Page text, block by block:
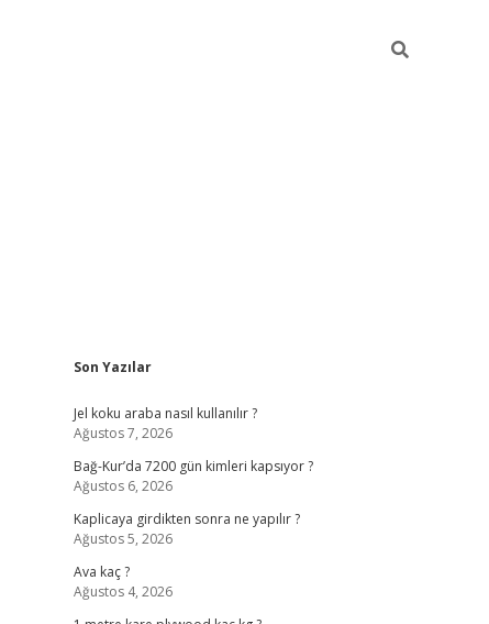
Sidebar
Son Yazılar
Jel koku araba nasıl kullanılır ?
Ağustos 7, 2026
Bağ-Kur’da 7200 gün kimleri kapsıyor ?
Ağustos 6, 2026
Kaplicaya girdikten sonra ne yapılır ?
Ağustos 5, 2026
Ava kaç ?
Ağustos 4, 2026